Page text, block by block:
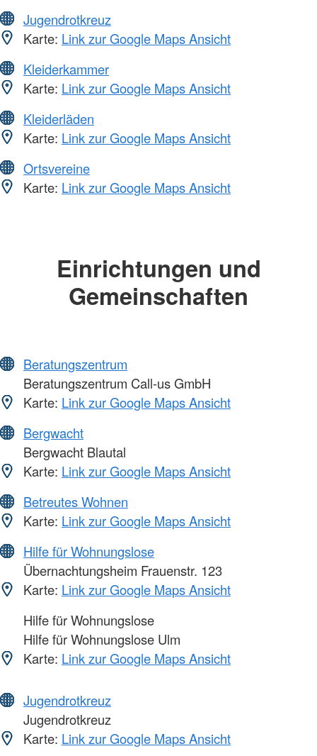
Jugendrotkreuz
Karte: Link zur Google Maps Ansicht
Kleiderkammer
Karte: Link zur Google Maps Ansicht
Kleiderläden
Karte: Link zur Google Maps Ansicht
Ortsvereine
Karte: Link zur Google Maps Ansicht
Einrichtungen und
Gemeinschaften
Beratungszentrum
Beratungszentrum Call-us GmbH
Karte: Link zur Google Maps Ansicht
Bergwacht
Bergwacht Blautal
Karte: Link zur Google Maps Ansicht
Betreutes Wohnen
Karte: Link zur Google Maps Ansicht
Hilfe für Wohnungslose
Übernachtungsheim Frauenstr. 123
Karte: Link zur Google Maps Ansicht
Hilfe für Wohnungslose
Hilfe für Wohnungslose Ulm
Karte: Link zur Google Maps Ansicht
Jugendrotkreuz
Jugendrotkreuz
Karte: Link zur Google Maps Ansicht